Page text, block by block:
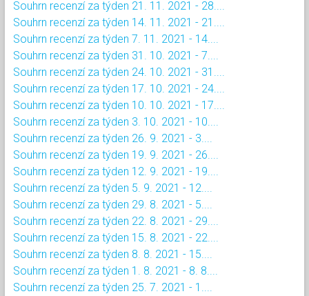
Souhrn recenzí za týden 21. 11. 2021 - 28....
Souhrn recenzí za týden 14. 11. 2021 - 21....
Souhrn recenzí za týden 7. 11. 2021 - 14....
Souhrn recenzí za týden 31. 10. 2021 - 7....
Souhrn recenzí za týden 24. 10. 2021 - 31....
Souhrn recenzí za týden 17. 10. 2021 - 24....
Souhrn recenzí za týden 10. 10. 2021 - 17....
Souhrn recenzí za týden 3. 10. 2021 - 10....
Souhrn recenzí za týden 26. 9. 2021 - 3....
Souhrn recenzí za týden 19. 9. 2021 - 26....
Souhrn recenzí za týden 12. 9. 2021 - 19....
Souhrn recenzí za týden 5. 9. 2021 - 12....
Souhrn recenzí za týden 29. 8. 2021 - 5....
Souhrn recenzí za týden 22. 8. 2021 - 29....
Souhrn recenzí za týden 15. 8. 2021 - 22....
Souhrn recenzí za týden 8. 8. 2021 - 15....
Souhrn recenzí za týden 1. 8. 2021 - 8. 8....
Souhrn recenzí za týden 25. 7. 2021 - 1....